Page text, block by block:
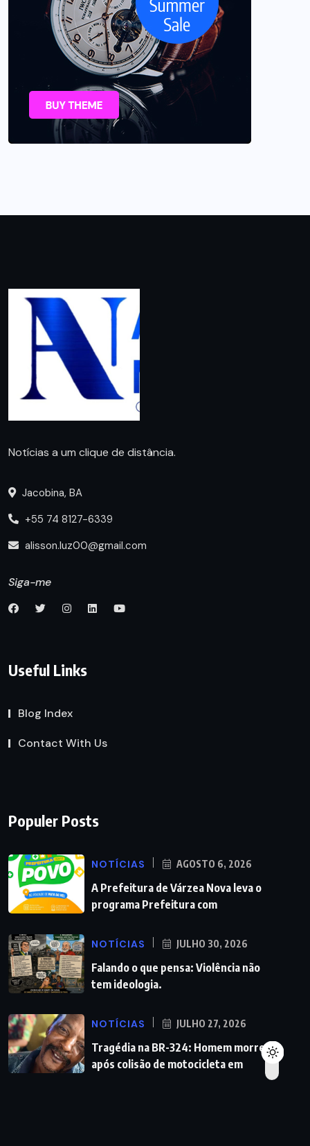
Notícias a um clique de distância.
Jacobina, BA
+55 74 8127-6339
alisson.luz00@gmail.com
Siga-me
Useful Links
Blog Index
Contact With Us
Populer Posts
NOTÍCIAS AGOSTO 6, 2026
A Prefeitura de Várzea Nova leva o
programa Prefeitura com
NOTÍCIAS JULHO 30, 2026
Falando o que pensa: Violência não
tem ideologia.
NOTÍCIAS JULHO 27, 2026
Tragédia na BR-324: Homem morre
após colisão de motocicleta em